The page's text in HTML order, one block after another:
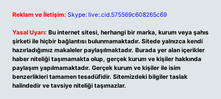
Reklam ve İletişim: Skype: live:.cid.575569c608265c69
Yasal Uyarı: Bu internet sitesi, herhangi bir marka, kurum veya şahıs
şirketi ile hiçbir bağlantısı bulunmamaktadır. Sitede yalnızca kendi
hazırladığımız makaleler paylaşılmaktadır. Burada yer alan içerikler
haber niteliği taşımamakta olup, gerçek kurum ve kişiler hakkında
paylaşım yapılmamaktadır. Gerçek kurum ve kişiler ile isim
benzerlikleri tamamen tesadüfidir. Sitemizdeki bilgiler taslak
halindedir ve tavsiye niteliği taşımazlar.